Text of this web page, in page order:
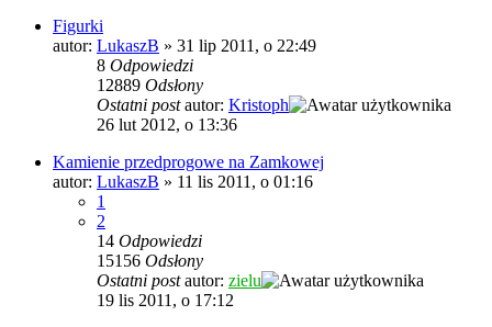
Figurki
autor: LukaszB » 31 lip 2011, o 22:49
8 Odpowiedzi
12889 Odsłony
Ostatni postautor: Kristoph
26 lut 2012, o 13:36
Kamienie przedprogowe na Zamkowej
autor: LukaszB » 11 lis 2011, o 01:16
1
2
14 Odpowiedzi
15156 Odsłony
Ostatni postautor: zielu
19 lis 2011, o 17:12